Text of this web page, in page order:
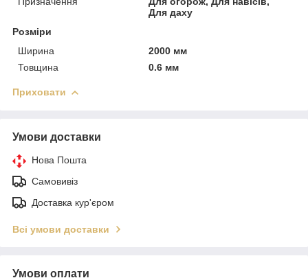
Для даху
Розміри
Ширина
2000 мм
Товщина
0.6 мм
Приховати
Умови доставки
Нова Пошта
Самовивіз
Доставка кур'єром
Всі умови доставки
Умови оплати